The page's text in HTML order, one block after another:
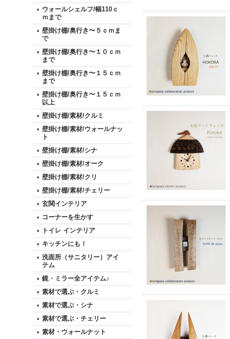
ウォールシェルフ/幅110ｃ
ｍまで
壁掛け棚/奥行き〜５ｃｍま
で
壁掛け棚/奥行き〜１０ｃｍ
まで
壁掛け棚/奥行き〜１５ｃｍ
まで
壁掛け棚/奥行き〜１５ｃｍ
以上
壁掛け棚/素材/クルミ
壁掛け棚/素材/ウォールナッ
ト
壁掛け棚/素材/シナ
壁掛け棚/素材/オーク
壁掛け棚/素材/クリ
壁掛け棚/素材/チェリー
玄関インテリア
コーナーを生かす
トイレ インテリア
キッチンにも！
洗面所（サニタリー）アイ
テム
鏡・ミラー全アイテム♪
素材で選ぶ・クルミ
素材で選ぶ・シナ
素材で選ぶ・チェリー
素材・ウォールナット